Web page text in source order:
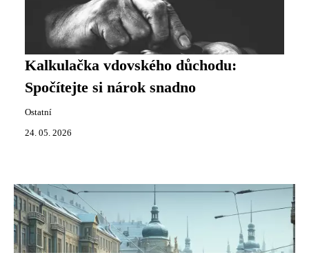
Kalkulačka vdovského důchodu:
Spočítejte si nárok snadno
Ostatní
24. 05. 2026